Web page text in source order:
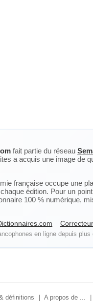
fait partie du réseau
a acquis une image de
française occupe une
édition. Pour un
100 % numérique,
en ligne depuis
définitions A propos de ...